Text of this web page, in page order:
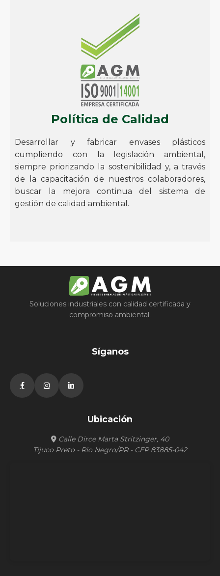
Política de Calidad
Desarrollar y fabricar envases plásticos
cumpliendo con la legislación ambiental,
siempre priorizando la sostenibilidad y, a través
de la capacitación de nuestros colaboradores,
buscar la mejora continua del sistema de
gestión de calidad ambiental.
Soluciones industriales con calidad certificada y
compromiso ambiental.
Síganos
Ubicación
Calle Dirce Marta Stritzinger, 40
Tijuco Preto - Rio Negro/PR - CEP 83885-042